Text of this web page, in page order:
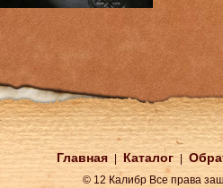
Главная Каталог
© 12 Калибр Все права